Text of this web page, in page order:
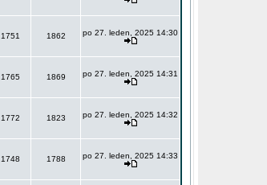
1751 1862 po 27. leden, 2025 14:30
1765 1869 po 27. leden, 2025 14:31
1772 1823 po 27. leden, 2025 14:32
1748 1788 po 27. leden, 2025 14:33